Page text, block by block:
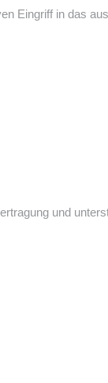
Eingriff in das
und